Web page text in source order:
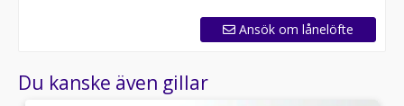
Ansök om lånelöfte
Du kanske även gillar